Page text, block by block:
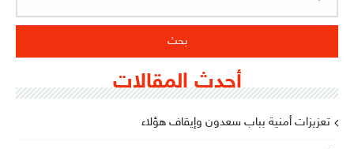
أحدث المقالات
تعزيزات أمنية بباب سعدون وإيقاف هؤلاء